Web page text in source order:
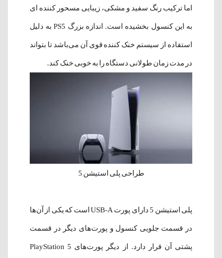
اما ترکیب رنگ سفید و مشکی، زیبایی مسحور کننده ای
به این کنسول بخشیده است. اندازه بزرگ PS5 به دلیل
استفاده از سیستم خنک کننده قوی آن می‌باشد تا بتواند
در مدت زمان طولانی دستگاه را به خوبی خنک کند.
طراحی پلی استیشن 5
پلی استیشن 5 دارای پورت USB-A است که یکی از آن‌ها
در قسمت جلویی کنسول و پورت‌های دیگر در قسمت
پشتی آن قرار دارد. از دیگر پورت‌های PlayStation 5